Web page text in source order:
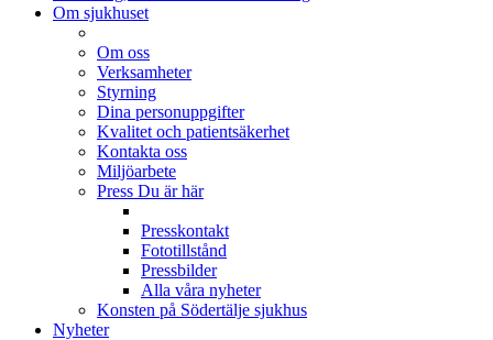
Om sjukhuset
Om oss
Verksamheter
Styrning
Dina personuppgifter
Kvalitet och patientsäkerhet
Kontakta oss
Miljöarbete
Press Du är här
Presskontakt
Fototillstånd
Pressbilder
Alla våra nyheter
Konsten på Södertälje sjukhus
Nyheter